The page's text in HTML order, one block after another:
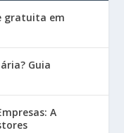
gratuita em
Guia
A